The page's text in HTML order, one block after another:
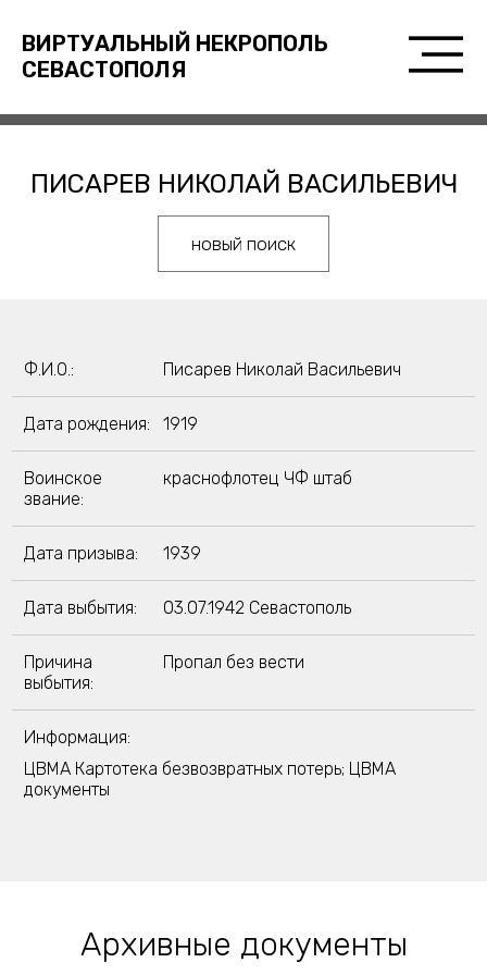
ВИРТУАЛЬНЫЙ НЕКРОПОЛЬ
СЕВАСТОПОЛЯ
ПИСАРЕВ НИКОЛАЙ ВАСИЛЬЕВИЧ
новый поиск
Ф.И.О.: Писарев Николай Васильевич
Дата рождения: 1919
Воинское
звание:
краснофлотец ЧФ штаб
Дата призыва: 1939
Дата выбытия: 03.07.1942 Севастополь
Причина
выбытия:
Пропал без вести
Информация:
ЦВМА Картотека безвозвратных потерь; ЦВМА
документы
Архивные документы